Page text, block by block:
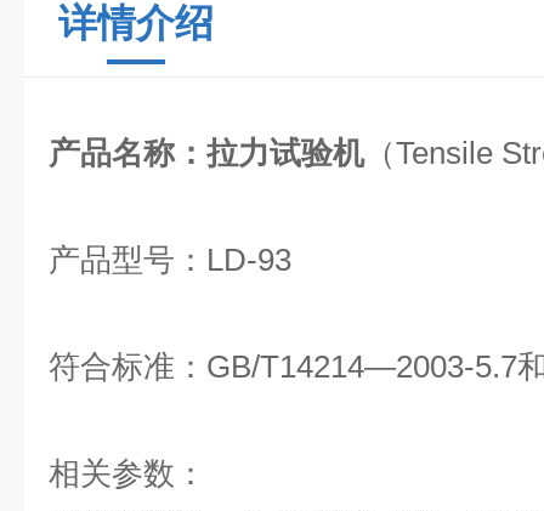
详情介绍
产品名称： 拉力试验机（Tensile
产品型号：LD-93
符合标准： GB/T14214―2003-5.7
相关参数：